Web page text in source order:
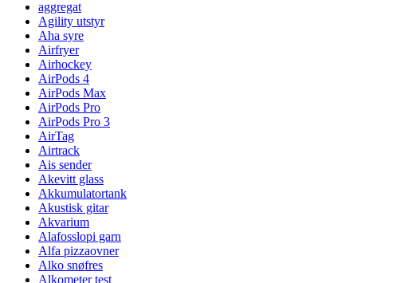
aggregat
Agility utstyr
Aha syre
Airfryer
Airhockey
AirPods 4
AirPods Max
AirPods Pro
AirPods Pro 3
AirTag
Airtrack
Ais sender
Akevitt glass
Akkumulatortank
Akustisk gitar
Akvarium
Alafosslopi garn
Alfa pizzaovner
Alko snøfres
Alkometer test